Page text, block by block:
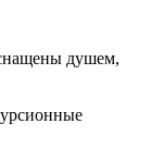
душем,